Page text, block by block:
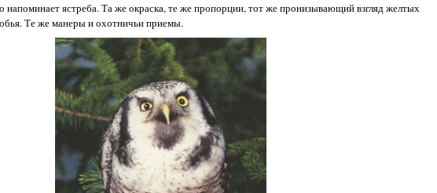
напоминает ястреба. Та же окраска, те же пропорции, тот же пронизывающий взгляд желтых
Те же манеры и охотничьи приемы.